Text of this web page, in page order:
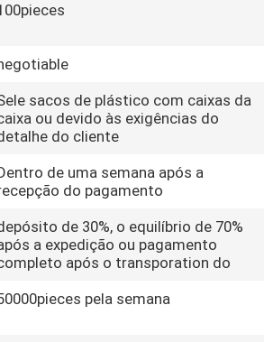
sacos de plástico com caixas da
ou devido às exigências do
do cliente
de uma semana após a
do pagamento
de 30%, o equilíbrio de 70%
a expedição ou pagamento
após o transporation do
pela semana